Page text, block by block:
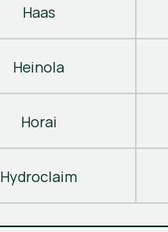
Haas
Heinola
Horai
Hydroclaim